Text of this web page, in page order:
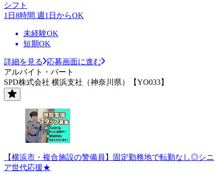
シフト
1日8時間 週1日からOK
未経験OK
短期OK
詳細を見る
応募画面に進む
アルバイト・パート
SPD株式会社 横浜支社（神奈川県）【YO033】
【横浜市・複合施設の警備員】固定勤務地で転勤なし◎シニ
ア世代応援★